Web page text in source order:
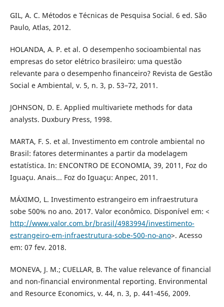
GIL, A. C. Métodos e Técnicas de Pesquisa Social. 6 ed. São
Paulo, Atlas, 2012.
HOLANDA, A. P. et al. O desempenho socioambiental nas
empresas do setor elétrico brasileiro: uma questão
relevante para o desempenho financeiro? Revista de Gestão
Social e Ambiental, v. 5, n. 3, p. 53–72, 2011.
JOHNSON, D. E. Applied multivariete methods for data
analysts. Duxbury Press, 1998.
MARTA, F. S. et al. Investimento em controle ambiental no
Brasil: fatores determinantes a partir da modelagem
estatística. In: ENCONTRO DE ECONOMIA, 39, 2011, Foz do
Iguaçu. Anais... Foz do Iguaçu: Anpec, 2011.
MÁXIMO, L. Investimento estrangeiro em infraestrutura
sobe 500% no ano. 2017. Valor econômico. Disponível em: <
http://www.valor.com.br/brasil/4983994/investimento-
estrangeiro-em-infraestrutura-sobe-500-no-ano>. Acesso
em: 07 fev. 2018.
MONEVA, J. M.; CUELLAR, B. The value relevance of financial
and non-financial environmental reporting. Environmental
and Resource Economics, v. 44, n. 3, p. 441-456, 2009.